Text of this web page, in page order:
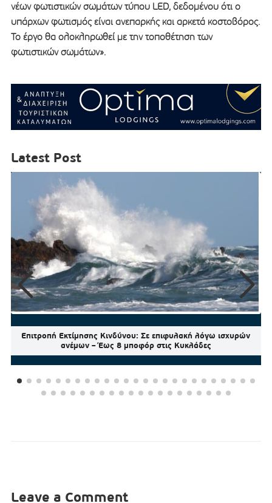
νέων φωτιστικών σωμάτων τύπου LED, δεδομένου ότι ο
υπάρχων φωτισμός είναι ανεπαρκής και αρκετά κοστοβόρος.
Το έργο θα ολοκληρωθεί με την τοποθέτηση των
φωτιστικών σωμάτων».
Latest Post
Επιτροπή Εκτίμησης Κινδύνου: Σε επιφυλακή λόγω ισχυρών
ανέμων – Έως 8 μποφόρ στις Κυκλάδες
Leave a Comment